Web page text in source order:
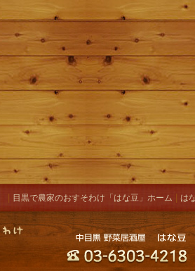
目黒で農家のおすそわけ「はな豆」ホーム は